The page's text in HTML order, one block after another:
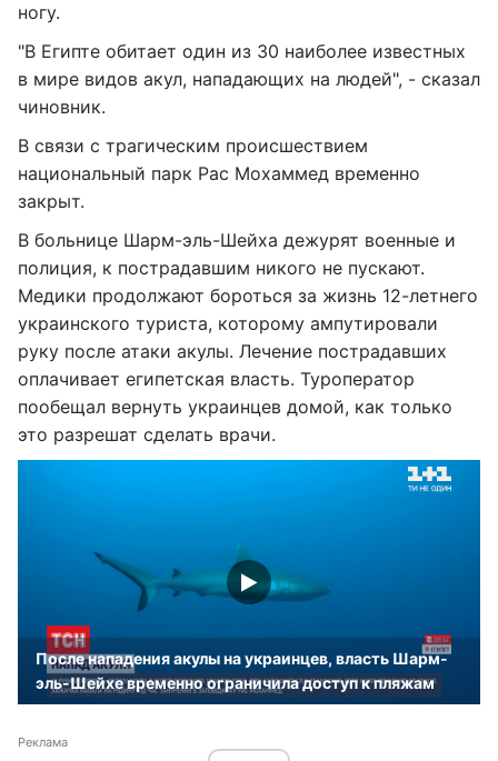
ногу.
"В Египте обитает один из 30 наиболее известных
в мире видов акул, нападающих на людей", - сказал
чиновник.
В связи с трагическим происшествием
национальный парк Рас Мохаммед временно
закрыт.
В больнице Шарм-эль-Шейха дежурят военные и
полиция, к пострадавшим никого не пускают.
Медики продолжают бороться за жизнь 12-летнего
украинского туриста, которому ампутировали
руку после атаки акулы. Лечение пострадавших
оплачивает египетская власть. Туроператор
пообещал вернуть украинцев домой, как только
это разрешат сделать врачи.
После нападения акулы на украинцев, власть Шарм-
эль-Шейхе временно ограничила доступ к пляжам
Реклама